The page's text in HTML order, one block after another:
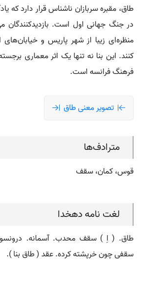
طاق، مقبره سربازان ناشناس قرار دارد که
در جنگ جهانی اول است. بازدیدکنندگان
منظره‌ای زیبا از شهر پاریس و
کنند. این بنا نه تنها یک اثر معماری
فرهنگ فرانسه است.
تصویر معنی طاق
مترادف‌ها
قوس، کمان، سقف
لغت نامه دهخدا
طاق. ( اِ ) سقف محدب. آسمانه.
سقفی چون خرپشته کرده. عقد ( طاق بنا ).